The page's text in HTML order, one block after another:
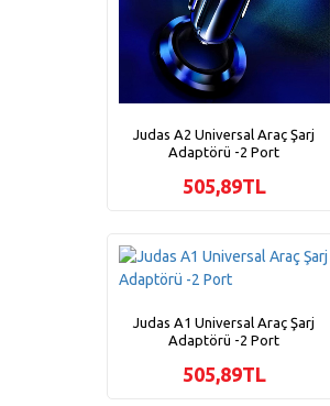
Judas A2 Universal Araç Şarj
Adaptörü -2 Port
505,89TL
Judas A1 Universal Araç Şarj
Adaptörü -2 Port
505,89TL